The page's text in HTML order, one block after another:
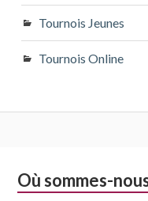
Tournois Jeunes
Tournois Online
Colonne
Où sommes-